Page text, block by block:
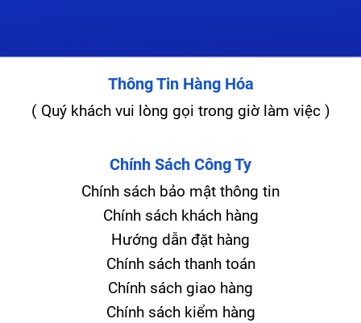
Thông Tin Hàng Hóa
( Quý khách vui lòng gọi trong giờ làm việc )
Chính Sách Công Ty
Chính sách bảo mật thông tin
Chính sách khách hàng
Hướng dẫn đặt hàng
Chính sách thanh toán
Chính sách giao hàng
Chính sách kiểm hàng